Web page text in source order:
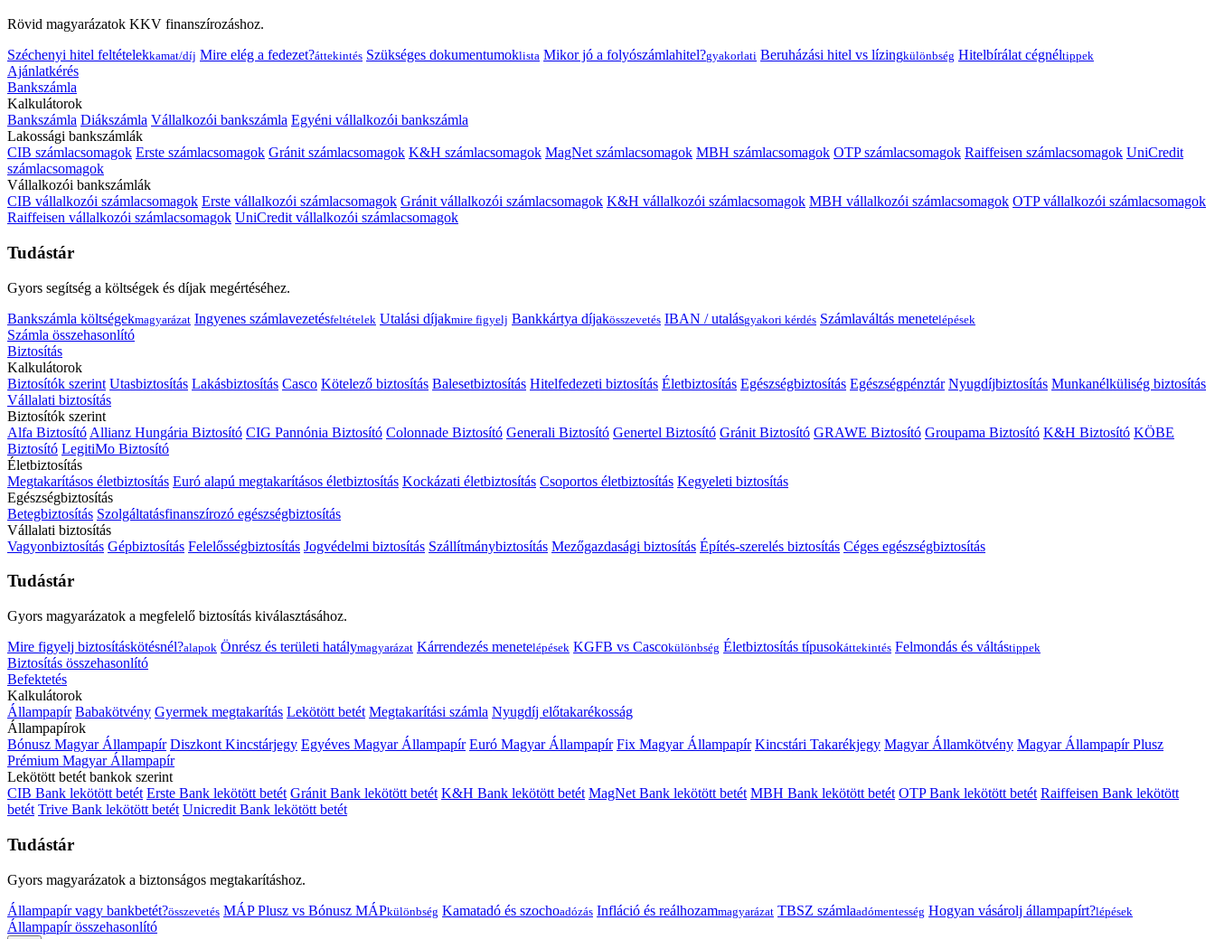
Rövid magyarázatok KKV finanszírozáshoz.
Széchenyi hitel feltételekkamat/díj Mire elég a fedezet?áttekintés Szükséges dokumentumoklista Mikor jó a folyószámlahitel?gyakorlati Beruházási hitel vs lízingkülönbség Hitelbírálat cégnéltippek
Ajánlatkérés
Bankszámla
Kalkulátorok
Bankszámla Diákszámla Vállalkozói bankszámla Egyéni vállalkozói bankszámla
Lakossági bankszámlák
CIB számlacsomagok Erste számlacsomagok Gránit számlacsomagok K&H számlacsomagok MagNet számlacsomagok MBH számlacsomagok OTP számlacsomagok Raiffeisen számlacsomagok UniCredit
számlacsomagok
Vállalkozói bankszámlák
CIB vállalkozói számlacsomagok Erste vállalkozói számlacsomagok Gránit vállalkozói számlacsomagok K&H vállalkozói számlacsomagok MBH vállalkozói számlacsomagok OTP vállalkozói számlacsomagok
Raiffeisen vállalkozói számlacsomagok UniCredit vállalkozói számlacsomagok
Tudástár
Gyors segítség a költségek és díjak megértéséhez.
Bankszámla költségekmagyarázat Ingyenes számlavezetésfeltételek Utalási díjakmire figyelj Bankkártya díjakösszevetés IBAN / utalásgyakori kérdés Számlaváltás menetelépések
Számla összehasonlító
Biztosítás
Kalkulátorok
Biztosítók szerint Utasbiztosítás Lakásbiztosítás Casco Kötelező biztosítás Balesetbiztosítás Hitelfedezeti biztosítás Életbiztosítás Egészségbiztosítás Egészségpénztár Nyugdíjbiztosítás Munkanélküliség biztosítás
Vállalati biztosítás
Biztosítók szerint
Alfa Biztosító Allianz Hungária Biztosító CIG Pannónia Biztosító Colonnade Biztosító Generali Biztosító Genertel Biztosító Gránit Biztosító GRAWE Biztosító Groupama Biztosító K&H Biztosító KÖBE
Biztosító LegitiMo Biztosító
Életbiztosítás
Megtakarításos életbiztosítás Euró alapú megtakarításos életbiztosítás Kockázati életbiztosítás Csoportos életbiztosítás Kegyeleti biztosítás
Egészségbiztosítás
Betegbiztosítás Szolgáltatásfinanszírozó egészségbiztosítás
Vállalati biztosítás
Vagyonbiztosítás Gépbiztosítás Felelősségbiztosítás Jogvédelmi biztosítás Szállítmánybiztosítás Mezőgazdasági biztosítás Építés-szerelés biztosítás Céges egészségbiztosítás
Tudástár
Gyors magyarázatok a megfelelő biztosítás kiválasztásához.
Mire figyelj biztosításkötésnél?alapok Önrész és területi hatálymagyarázat Kárrendezés menetelépések KGFB vs Cascokülönbség Életbiztosítás típusokáttekintés Felmondás és váltástippek
Biztosítás összehasonlító
Befektetés
Kalkulátorok
Állampapír Babakötvény Gyermek megtakarítás Lekötött betét Megtakarítási számla Nyugdíj előtakarékosság
Állampapírok
Bónusz Magyar Állampapír Diszkont Kincstárjegy Egyéves Magyar Állampapír Euró Magyar Állampapír Fix Magyar Állampapír Kincstári Takarékjegy Magyar Államkötvény Magyar Állampapír Plusz
Prémium Magyar Állampapír
Lekötött betét bankok szerint
CIB Bank lekötött betét Erste Bank lekötött betét Gránit Bank lekötött betét K&H Bank lekötött betét MagNet Bank lekötött betét MBH Bank lekötött betét OTP Bank lekötött betét Raiffeisen Bank lekötött
betét Trive Bank lekötött betét Unicredit Bank lekötött betét
Tudástár
Gyors magyarázatok a biztonságos megtakarításhoz.
Állampapír vagy bankbetét?összevetés MÁP Plusz vs Bónusz MÁPkülönbség Kamatadó és szochoadózás Infláció és reálhozammagyarázat TBSZ számlaadómentesség Hogyan vásárolj állampapírt?lépések
Állampapír összehasonlító